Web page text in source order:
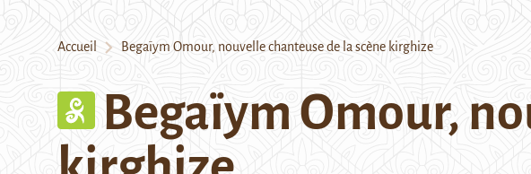
Accueil Begaïym Omour, nouvelle chanteuse de la scène kirghize
Begaïym Omour,